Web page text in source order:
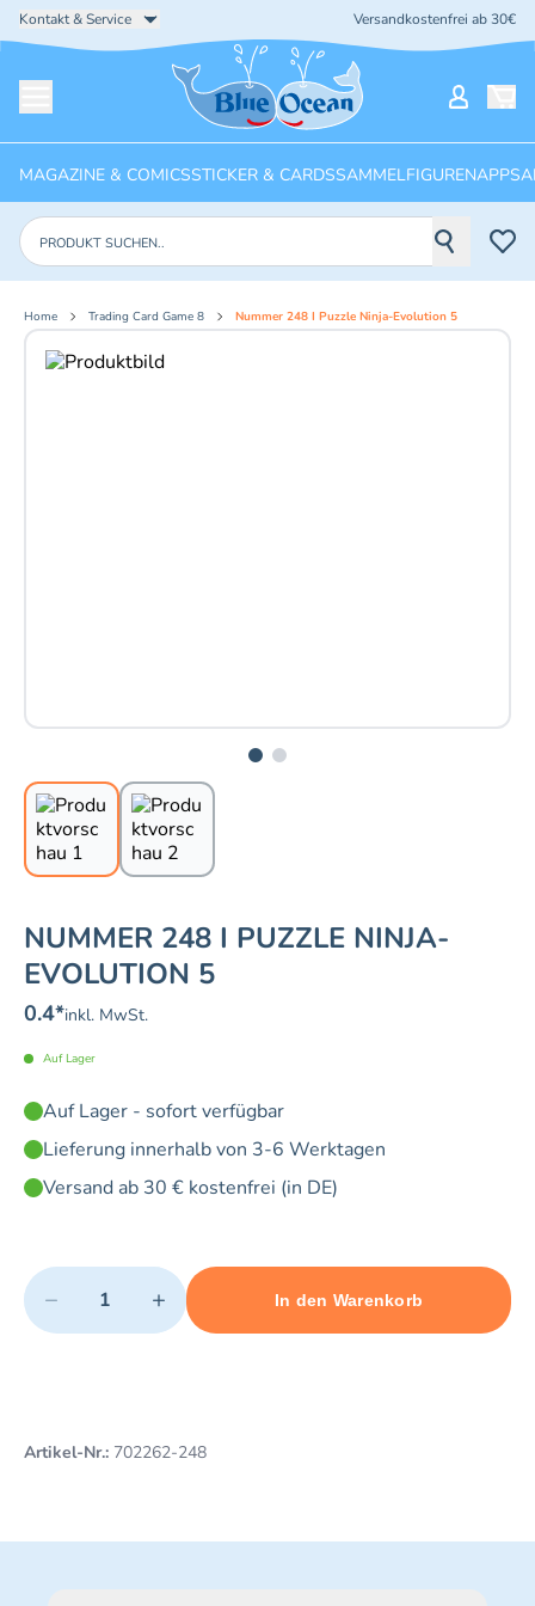
Kontakt & Service Versandkostenfrei ab 30€
Startseite
MAGAZINE & COMICSSTICKER & CARDSSAMMELFIGURENAPPS
Produkte suchen
Home Trading Card Game 8 Nummer 248 I Puzzle Ninja-Evolution 5
Aktuelles Bild: 1 von 2
NUMMER 248 I PUZZLE NINJA-
EVOLUTION 5
0.4*inkl. MwSt.
Auf Lager
Auf Lager - sofort verfügbar
Lieferung innerhalb von 3-6 Werktagen
Versand ab 30 € kostenfrei (in DE)
Quantity
− +
Minimum quantity: 1 Maximum quantity: 10
In den Warenkorb
Add 1 item to cart
Artikel-Nr.: 702262-248